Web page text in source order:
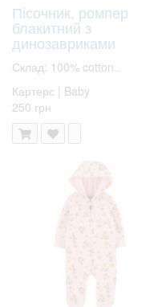
Пісочник, ромпер
блакитний з
динозавриками
Склад: 100% cotton..
Картерс | Baby
250 грн